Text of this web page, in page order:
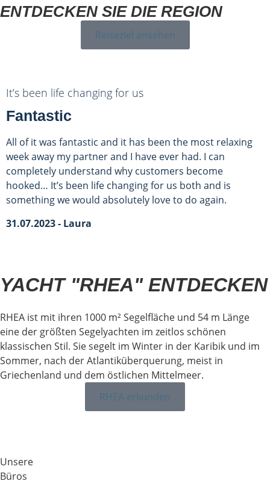
ENTDECKEN SIE DIE REGION
Reiseziel ansehen
It’s been life changing for us
Fantastic
All of it was fantastic and it has been the most relaxing
week away my partner and I have ever had. I can
completely understand why customers become
hooked… It’s been life changing for us both and is
something we would absolutely love to do again.
31.07.2023 - Laura
YACHT "RHEA" ENTDECKEN
RHEA ist mit ihren 1000 m² Segelfläche und 54 m Länge
eine der größten Segelyachten im zeitlos schönen
klassischen Stil. Sie segelt im Winter in der Karibik und im
Sommer, nach der Atlantiküberquerung, meist in
Griechenland und dem östlichen Mittelmeer.
RHEA erkunden
Unsere
Büros